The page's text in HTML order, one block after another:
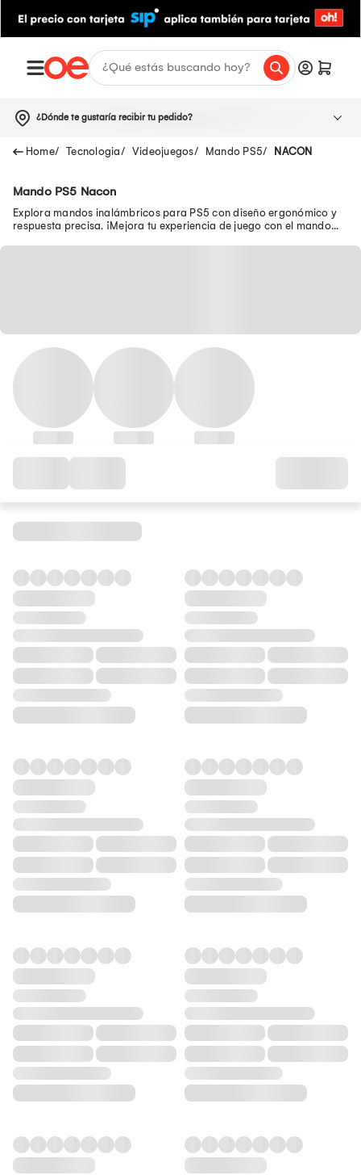
¿Dónde te gustaría recibir tu pedido?
Tecnologia Videojuegos Mando PS5 NACON
Mando PS5 Nacon
Explora mandos inalámbricos para PS5 con diseño ergonómico y
respuesta precisa. ¡Mejora tu experiencia de juego con el mando